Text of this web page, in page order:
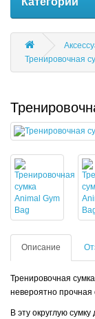
Тренировочная
Описание
Тренировочная
невероятно прочная
В эту округлую